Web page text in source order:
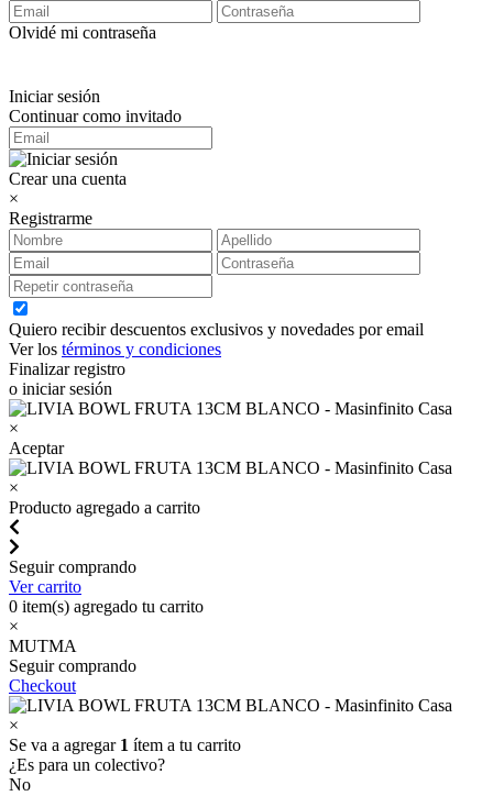
Olvidé mi contraseña
Iniciar sesión
Continuar como invitado
Crear una cuenta
×
Registrarme
Quiero recibir descuentos exclusivos y novedades por email
Ver los términos y condiciones
Finalizar registro
o iniciar sesión
×
Aceptar
×
Producto agregado a carrito
Seguir comprando
Ver carrito
0 item(s) agregado tu carrito
×
MUTMA
Seguir comprando
Checkout
×
Se va a agregar 1 ítem a tu carrito
¿Es para un colectivo?
No